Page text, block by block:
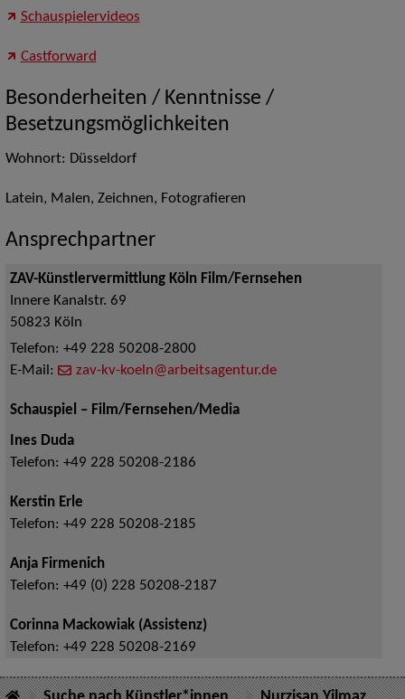
Schauspielervideos
Castforward
Besonderheiten / Kenntnisse /
Besetzungsmöglichkeiten
Wohnort: Düsseldorf
Latein, Malen, Zeichnen, Fotografieren
Ansprechpartner
ZAV-Künstlervermittlung Köln Film/Fernsehen
Innere Kanalstr. 69
50823 Köln
Telefon: +49 228 50208-2800
E-Mail:
zav-kv-koeln@arbeitsagentur.de
Schauspiel – Film/Fernsehen/Media
Ines Duda
Telefon: +49 228 50208-2186
Kerstin Erle
Telefon: +49 228 50208-2185
Anja Firmenich
Telefon: +49 (0) 228 50208-2187
Corinna Mackowiak (Assistenz)
Telefon: +49 228 50208-2169